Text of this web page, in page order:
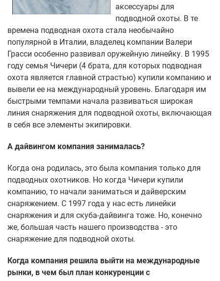
аксессуары для
подводной охоты. В те
времена подводная охота стала необычайно
популярной в Италии, владелец компании Валери
Грасси особенно развивал оружейную линейку. В 1995
году семья Чичери (4 брата, для которых подводная
охота является главной страстью) купили компанию и
вывели ее на международный уровень. Благодаря им
быстрыми темпами начала развиваться широкая
линия снаряжения для подводной охоты, включающая
в себя все элементы экипировки.
А дайвингом компания занималась?
Когда она родилась, это была компания только для
подводных охотников. Но когда Чичери купили
компанию, то начали заниматься и дайверским
снаряжением. С 1997 года у нас есть линейки
снаряжения и для скуба-дайвинга тоже. Но, конечно
же, большая часть нашего производства - это
снаряжение для подводной охоты.
Когда компания решила выйти на международные
рынки, в чем был план конкуренции с